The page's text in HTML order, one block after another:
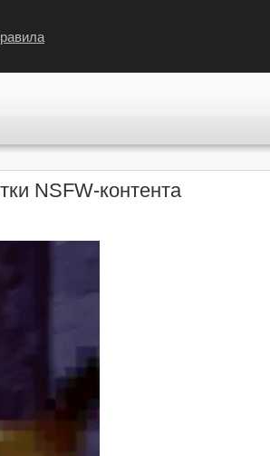
NSFW-контента